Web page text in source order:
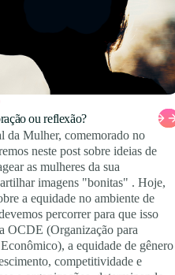
ou reflexão?
da Mulher, comemorado no
neste post sobre ideias de
as mulheres da sua
imagens "bonitas" . Hoje,
a equidade no ambiente de
percorrer para que isso
OCDE (Organização para
a equidade de gênero
competitividade e